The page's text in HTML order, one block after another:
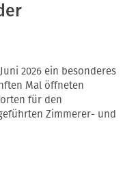
2026 ein besonderes
Mal öffneten
für den
Zimmerer- und